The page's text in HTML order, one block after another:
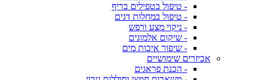
- טיפול בטפילים בריף
- טיפול במחלות דגים
- ניקוי מצע ורפש
- שיקום אלמוגים
- שיפור איכות מים
אביזרים שימושיים
- הכנת פראגים